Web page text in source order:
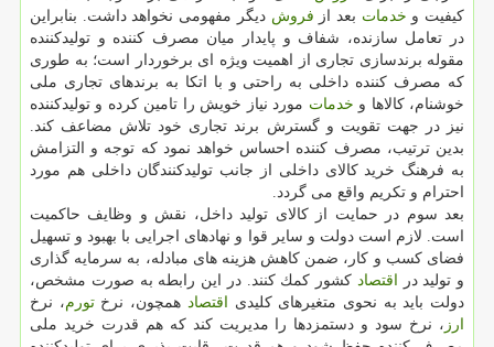
كیفیت و خدمات بعد از فروش دیگر مفهومی نخواهد داشت. بنابراین
در تعامل سازنده، شفاف و پایدار میان مصرف كننده و تولیدكننده
مقوله برندسازی تجاری از اهمیت ویژه ای برخوردار است؛ به طوری
كه مصرف كننده داخلی به راحتی و با اتكا به برندهای تجاری ملی
خوشنام، كالاها و خدمات مورد نیاز خویش را تامین كرده و تولیدكننده
نیز در جهت تقویت و گسترش برند تجاری خود تلاش مضاعف كند.
بدین ترتیب، مصرف كننده احساس خواهد نمود كه توجه و التزامش
به فرهنگ خرید كالای داخلی از جانب تولیدكنندگان داخلی هم مورد
احترام و تكریم واقع می گردد.
بعد سوم در حمایت از كالای تولید داخل، نقش و وظایف حاكمیت
است. لازم است دولت و سایر قوا و نهادهای اجرایی با بهبود و تسهیل
فضای كسب و كار، ضمن كاهش هزینه های مبادله، به سرمایه گذاری
و تولید در اقتصاد كشور كمك كنند. در این رابطه به صورت مشخص،
دولت باید به نحوی متغیرهای كلیدی اقتصاد همچون، نرختورم، نرخ
ارز ، نرخ سود و دستمزدها را مدیریت كند كه هم قدرت خرید ملی